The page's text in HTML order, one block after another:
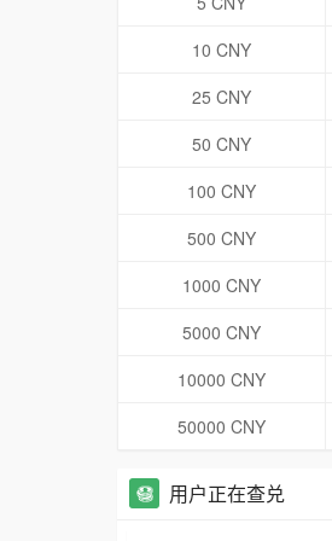
10 CNY
25 CNY
50 CNY
100 CNY
500 CNY
1000 CNY
5000 CNY
10000 CNY
50000 CNY
用户正在查兑